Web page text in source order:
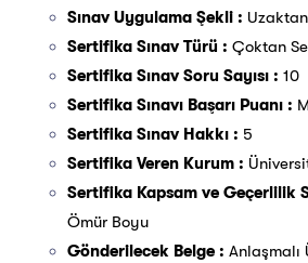
Sınav Uygulama Şekli :
Sertifika Sınav Türü : Çoktan
Sertifika Sınav Soru Sayısı : 10
Sertifika Sınavı Başarı Puanı :
Sertifika Sınav Hakkı : 5
Sertifika Veren Kurum :
Sertifika Kapsam ve Geçerlilik
Ömür Boyu
Gönderilecek Belge : Anlaşmalı